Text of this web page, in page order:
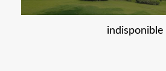
indisponible